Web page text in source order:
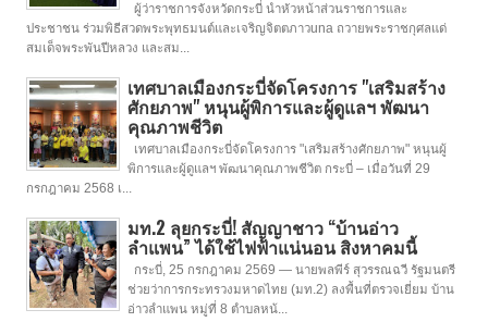
ผู้ว่าราชการจังหวัดกระบี่ นำหัวหน้าส่วนราชการและ
ประชาชน ร่วมพิธีสวดพระพุทธมนต์และเจริญจิตตภาวuna ถวายพระราชกุศลแด่
สมเด็จพระพันปีหลวง และสม...
เทศบาลเมืองกระบี่จัดโครงการ "เสริมสร้าง
ศักยภาพ" หนุนผู้พิการและผู้ดูแลฯ พัฒนา
คุณภาพชีวิต
เทศบาลเมืองกระบี่จัดโครงการ "เสริมสร้างศักยภาพ" หนุนผู้
พิการและผู้ดูแลฯ พัฒนาคุณภาพชีวิต กระบี่ – เมื่อวันที่ 29
กรกฎาคม 2568 เ...
มท.2 ลุยกระบี่! สัญญาชาว “บ้านอ่าว
ลำแพน” ได้ใช้ไฟฟ้าแน่นอน สิงหาคมนี้
กระบี่, 25 กรกฎาคม 2569 — นายพลพีร์ สุวรรณฉวี รัฐมนตรี
ช่วยว่าการกระทรวงมหาดไทย (มท.2) ลงพื้นที่ตรวจเยี่ยม บ้าน
อ่าวลำแพน หมู่ที่ 8 ตำบลหน้...